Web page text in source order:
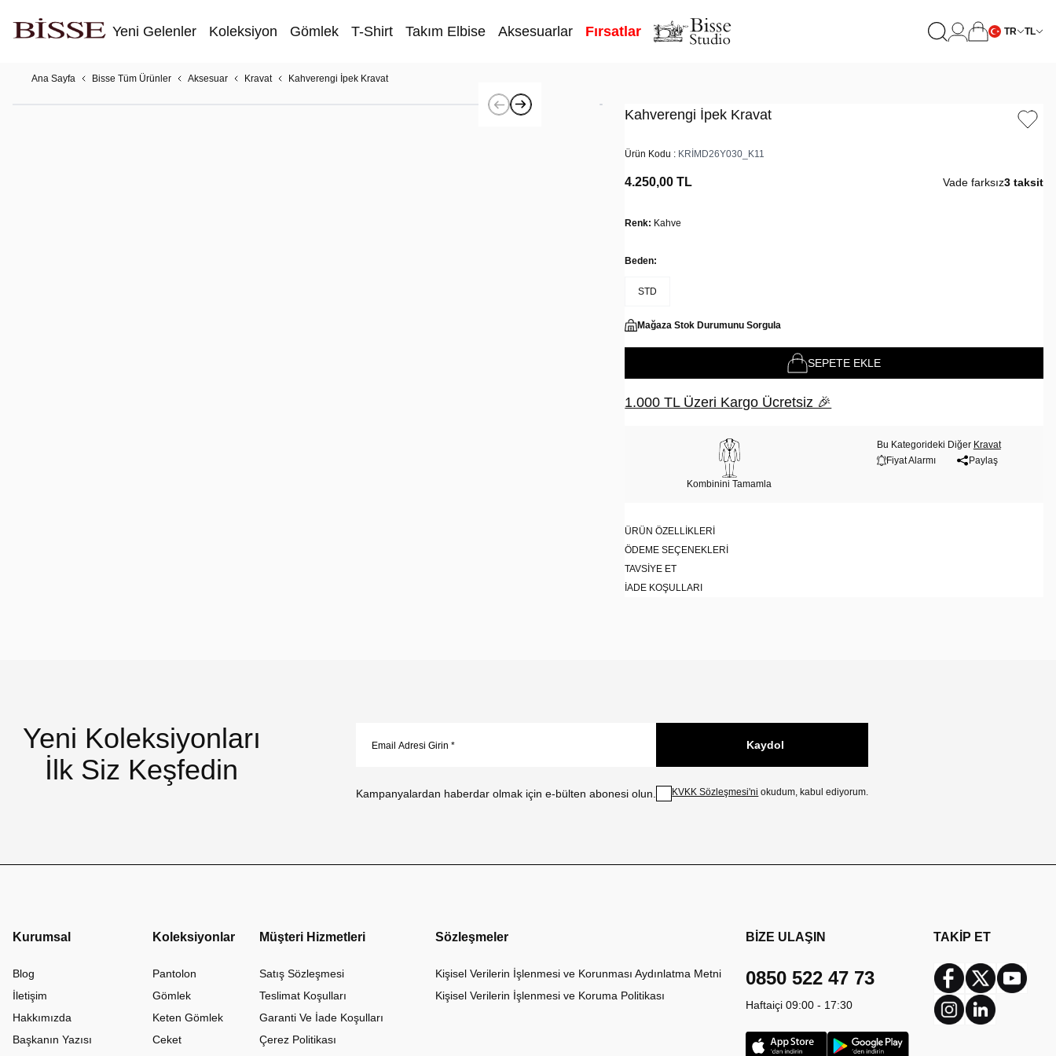
Yeni Gelenler Koleksiyon Gömlek T-Shirt Takım Elbise Aksesuarlar Fırsatlar TR TL
Ana Sayfa Bisse Tüm Ürünler Aksesuar Kravat Kahverengi İpek Kravat
Kahverengi İpek Kravat
Ürün Kodu : KRİMD26Y030_K11
4.250,00 TL Vade farksız3 taksit
Renk: Kahve
Beden:
STD
Mağaza Stok Durumunu Sorgula
SEPETE EKLE
1.000 TL Üzeri Kargo Ücretsiz 🎉
Kombinini Tamamla
Bu Kategorideki Diğer Kravat
Fiyat Alarmı
Paylaş
ÜRÜN ÖZELLIKLERI
ÖDEME SEÇENEKLERI
TAVSIYE ET
İADE KOŞULLARI
Yeni Koleksiyonları
İlk Siz Keşfedin
Kampanyalardan haberdar olmak için e-bülten abonesi olun.
Kaydol
KVKK Sözleşmesi'ni okudum, kabul ediyorum.
Kurumsal
Blog
İletişim
Hakkımızda
Başkanın Yazısı
Koleksiyonlar
Pantolon
Gömlek
Keten Gömlek
Ceket
Müşteri Hizmetleri
Satış Sözleşmesi
Teslimat Koşulları
Garanti Ve İade Koşulları
Çerez Politikası
Sözleşmeler
Kişisel Verilerin İşlenmesi ve Korunması Aydınlatma Metni
Kişisel Verilerin İşlenmesi ve Koruma Politikası
BİZE ULAŞIN
0850 522 47 73
Haftaiçi 09:00 - 17:30
TAKİP ET
Facebook
Twitter
InstagramLinkedin